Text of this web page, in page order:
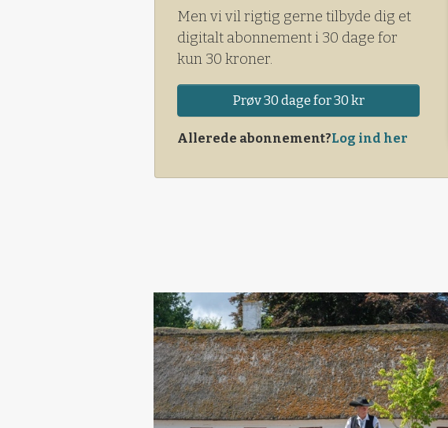
Men vi vil rigtig gerne tilbyde dig et
digitalt abonnement i 30 dage for
kun 30 kroner.
Prøv 30 dage for 30 kr
Allerede abonnement?Log ind her